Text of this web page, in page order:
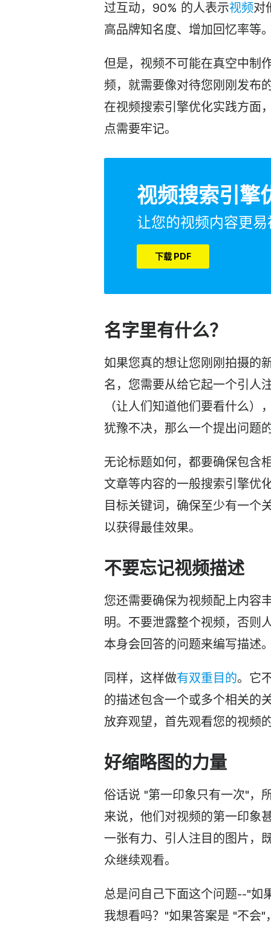
过互动，90% 的人表示视频对
高品牌知名度、增加回忆率等。
但是，视频不可能在真空中制
频，就需要像对待您刚刚发布
在视频搜索引擎优化实践方面
点需要牢记。
视频搜索引擎
让您的视频内容更
下载 PDF
名字里有什么？
如果您真的想让您刚刚拍摄的
名，您需要从给它起一个引人
（让人们知道他们要看什么
犹豫不决，那么一个提出问题
无论标题如何，都要确保包含
文章等内容的一般搜索引擎优
目标关键词，确保至少有一个
以获得最佳效果。
不要忘记视频描述
您还需要确保为视频配上内容
明。不要泄露整个视频，否则
本身会回答的问题来编写描述。
同样，这样做有双重目的。它
的描述包含一个或多个相关的
放弃观望，首先观看您的视频的
好缩略图的力量
俗话说 "第一印象只有一次"，
来说，他们对视频的第一印象
一张有力、引人注目的图片，
众继续观看。
总是问自己下面这个问题--"如
我想看吗？"如果答案是 "不会